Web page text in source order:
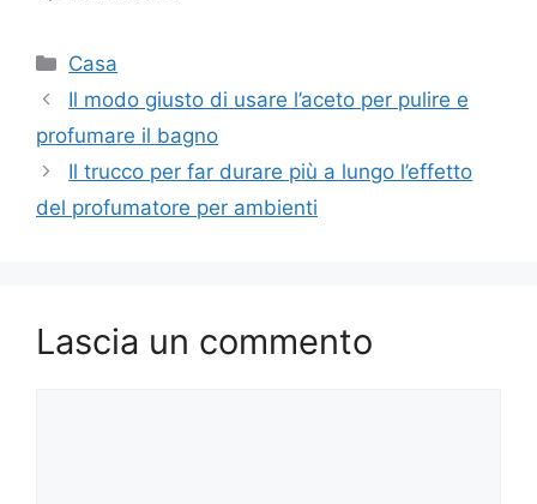
Categorie
Casa
Il modo giusto di usare l’aceto per pulire e
profumare il bagno
Il trucco per far durare più a lungo l’effetto
del profumatore per ambienti
Lascia un commento